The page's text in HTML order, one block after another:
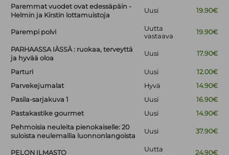
Paremmat vuodet ovat edessäpäin -
Helmin ja Kirstin lottamuistoja
Uusi 19.90€
Parempi polvi
Uutta
vastaava
19.90€
PARHAASSA IÄSSÄ : ruokaa, terveyttä
ja hyvää oloa
Uusi 17.90€
Parturi Uusi
12.00€
Parvekejumalat
Hyvä
14.90€
Pasila-sarjakuva 1
Uusi
16.90€
Pastakastike gourmet
Uusi
14.90€
Pehmoisia neuleita pienokaiselle: 20
suloista neulemallia luonnonlangoista
Uusi 37.90€
PELON ILMASTO
Uutta
24.90€